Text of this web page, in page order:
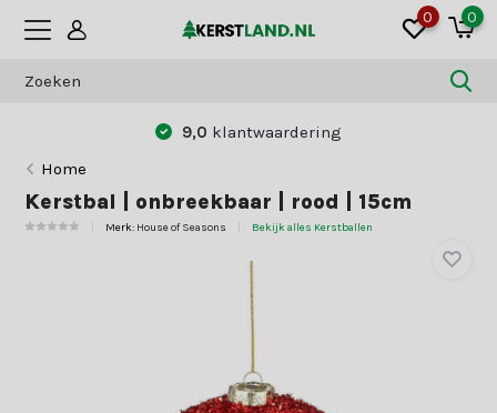
0 0
9,0 klantwaardering
Home
Kerstbal | onbreekbaar | rood | 15cm
Merk: House of Seasons Bekijk alles Kerstballen